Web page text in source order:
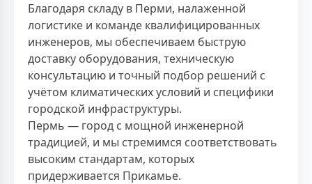
Благодаря складу в Перми, налаженной
логистике и команде квалифицированных
инженеров, мы обеспечиваем быструю
доставку оборудования, техническую
консультацию и точный подбор решений с
учётом климатических условий и специфики
городской инфраструктуры.
Пермь — город с мощной инженерной
традицией, и мы стремимся соответствовать
высоким стандартам, которых
придерживается Прикамье.